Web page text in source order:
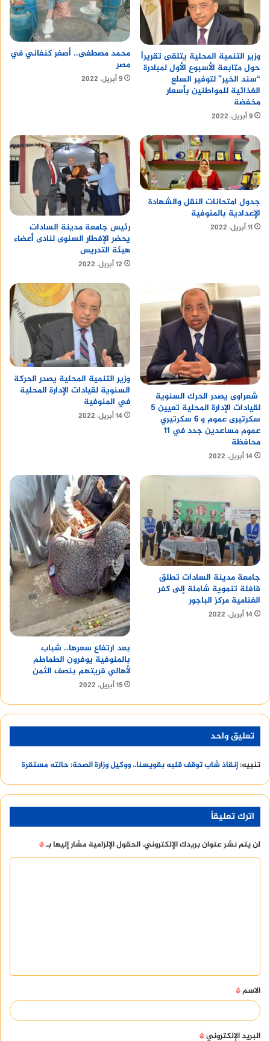
وزير التنمية المحلية يتلقى تقريراً
حول متابعة الأسبوع الأول لمبادرة
“سند الخير” لتوفير السلع
الغذائية للمواطنين بأسعار
مخفضة
9 أبريل، 2022
محمد مصطفى.. أصغر كنفاني في
مصر
9 أبريل، 2022
جدول امتحانات النقل والشهادة
الإعدادية بالمنوفية
11 أبريل، 2022
رئيس جامعة مدينة السادات
يحضر الإفطار السنوى لنادى أعضاء
هيئة التدريس
12 أبريل، 2022
شعراوى يصدر الحرك السنوية
لقيادات الإدارة المحلية تعيين 5
سكرتيرى عموم و 6 سكرتيري
عموم مساعدين جدد في 11
محافظة
14 أبريل، 2022
وزير التنمية المحلية يصدر الحركة
السنوية لقيادات الإدارة المحلية
في المنوفية
14 أبريل، 2022
جامعة مدينة السادات تطلق
قافلة تنموية شاملة إلى كفر
الغنامية مركز الباجور
14 أبريل، 2022
بعد ارتفاع سعرها.. شباب
بالمنوفية يوفرون الطماطم
لأهالي قريتهم بنصف الثمن
15 أبريل، 2022
تعليق واحد
تنبيه:إنقاذ شاب توقف قلبه بقويسنا.. ووكيل وزارة الصحة: حالته مستقرة
اترك تعليقاً
لن يتم نشر عنوان بريدك الإلكتروني.الحقول الإلزامية مشار إليها بـ*
ق
*
الاسم*
البريد الإلكتروني*